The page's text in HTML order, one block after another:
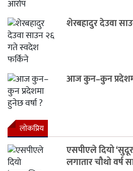
शेरबहादुर देउवा
आज कुन–कुन
लाेकप्रिय
एसपीएले दियो
लगातार चौथो वर्ष